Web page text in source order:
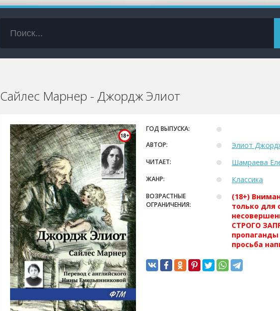
Сайлес Марнер - Джордж Элиот
ГОД ВЫПУСКА:
АВТОР:
Элиот
ЧИТАЕТ: Шамраева
ЖАНР: Классика
ВОЗРАСТНЫЕ
ОГРАНИЧЕНИЯ:
(18+)
только для
СТРОГО
просьба